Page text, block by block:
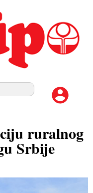
ruralnog
Srbije